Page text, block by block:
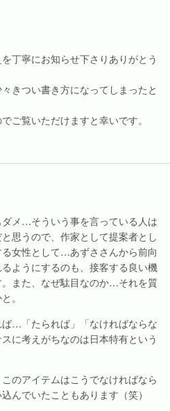
丁寧にお知らせ下さりありがとう
きつい書き方になってしまったと
ご覧いただけますと幸いです。
メ…そういう事を言っている人は
思うので、作家として提案者とし
女性として…あずささんから前向
ようにするのも、接客する良い機
また、なぜ駄目なのか…それを質
。
…「たられば」「なければならな
に考えがちなのは日本特有という
のアイテムはこうでなければなら
んでいたこともあります（笑）